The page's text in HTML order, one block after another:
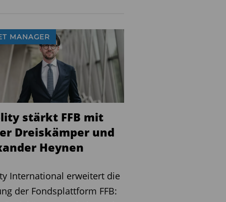
MANAGER
stärkt FFB mit
Dreiskämper und
Heynen
International erweitert die
der Fondsplattform FFB: